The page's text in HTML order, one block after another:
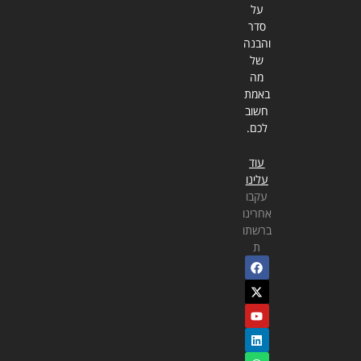
על
סדר
והבנה
של
מה
באמת
חשוב
לכם.
עוד
עלינו
עקבו
אחרינו
ברשתו
ת